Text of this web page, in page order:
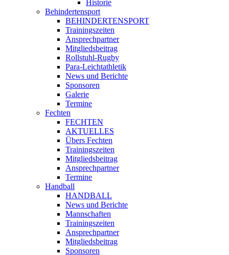
Historie
Behindertensport
BEHINDERTENSPORT
Trainingszeiten
Ansprechpartner
Mitgliedsbeitrag
Rollstuhl-Rugby
Para-Leichtathletik
News und Berichte
Sponsoren
Galerie
Termine
Fechten
FECHTEN
AKTUELLES
Übers Fechten
Trainingszeiten
Mitgliedsbeitrag
Ansprechpartner
Termine
Handball
HANDBALL
News und Berichte
Mannschaften
Trainingszeiten
Ansprechpartner
Mitgliedsbeitrag
Sponsoren